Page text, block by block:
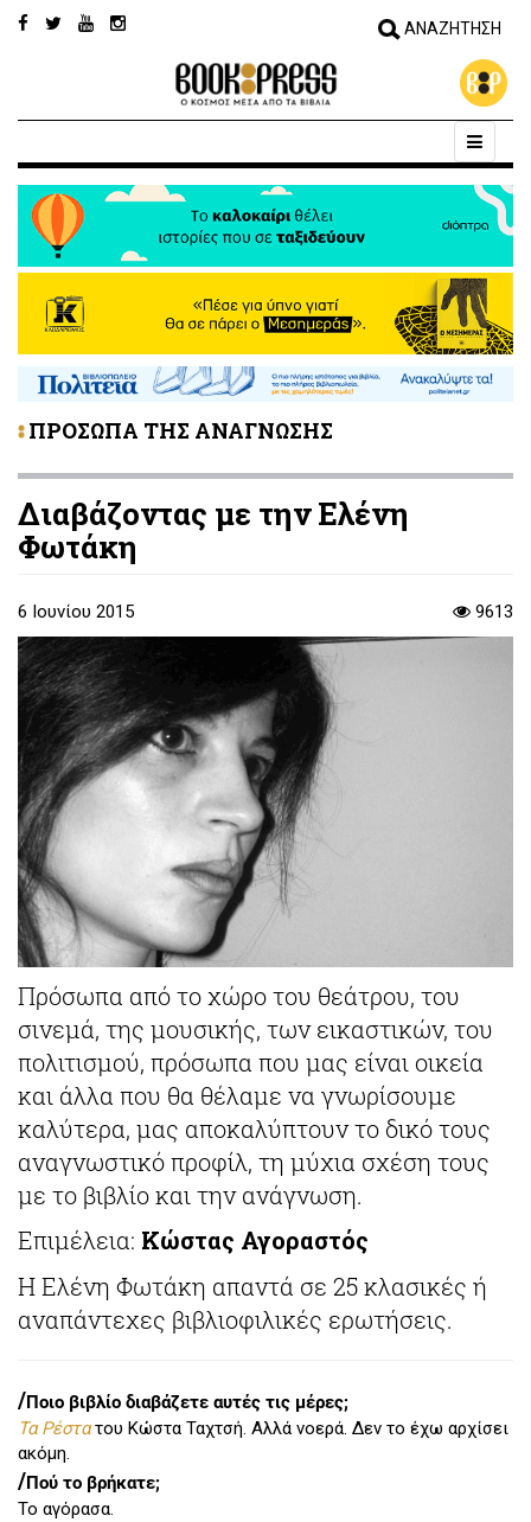
ΠΡΟΣΩΠΑ ΤΗΣ ΑΝΑΓΝΩΣΗΣ
Διαβάζοντας με την Ελένη
Φωτάκη
6 Ιουνίου 2015 9613
Πρόσωπα από το χώρο του θεάτρου, του
σινεμά, της μουσικής, των εικαστικών, του
πολιτισμού, πρόσωπα που μας είναι οικεία
και άλλα που θα θέλαμε να γνωρίσουμε
καλύτερα, μας αποκαλύπτουν το δικό τους
αναγνωστικό προφίλ, τη μύχια σχέση τους
με το βιβλίο και την ανάγνωση.
Επιμέλεια: Κώστας Αγοραστός
Η Ελένη Φωτάκη απαντά σε 25 κλασικές ή
αναπάντεχες βιβλιοφιλικές ερωτήσεις.
/Ποιο βιβλίο διαβάζετε αυτές τις μέρες;
Τα Ρέστατου Κώστα Ταχτσή. Αλλά νοερά. Δεν το έχω αρχίσει
ακόμη.
/Πού το βρήκατε;
Το αγόρασα.